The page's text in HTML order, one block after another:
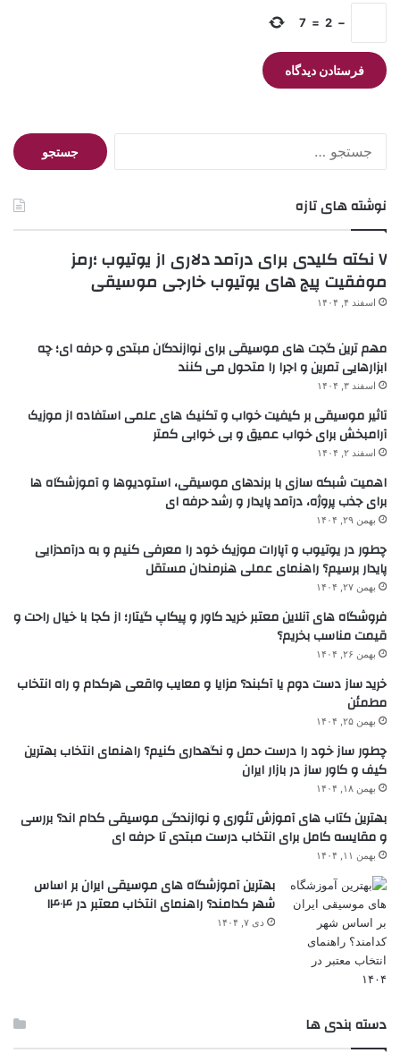
−
2
=
7
جستجو
برای:
نوشته های تازه
۷ نکته کلیدی برای درآمد دلاری از یوتیوب ؛رمز
موفقیت پیج های یوتیوب خارجی موسیقی
اسفند ۴, ۱۴۰۴
مهم ترین گجت های موسیقی برای نوازندگان مبتدی و حرفه ای؛ چه
ابزارهایی تمرین و اجرا را متحول می کنند
اسفند ۳, ۱۴۰۴
تاثیر موسیقی بر کیفیت خواب و تکنیک های علمی استفاده از موزیک
آرامبخش برای خواب عمیق و بی خوابی کمتر
اسفند ۲, ۱۴۰۴
اهمیت شبکه سازی با برندهای موسیقی، استودیوها و آموزشگاه ها
برای جذب پروژه، درآمد پایدار و رشد حرفه ای
بهمن ۲۹, ۱۴۰۴
چطور در یوتیوب و آپارات موزیک خود را معرفی کنیم و به درآمدزایی
پایدار برسیم؟ راهنمای عملی هنرمندان مستقل
بهمن ۲۷, ۱۴۰۴
فروشگاه های آنلاین معتبر خرید کاور و پیکاپ گیتار؛ از کجا با خیال راحت و
قیمت مناسب بخریم؟
بهمن ۲۶, ۱۴۰۴
خرید ساز دست دوم یا آکبند؟ مزایا و معایب واقعی هرکدام و راه انتخاب
مطمئن
بهمن ۲۵, ۱۴۰۴
چطور ساز خود را درست حمل و نگهداری کنیم؟ راهنمای انتخاب بهترین
کیف و کاور ساز در بازار ایران
بهمن ۱۸, ۱۴۰۴
بهترین کتاب های آموزش تئوری و نوازندگی موسیقی کدام اند؟ بررسی
و مقایسه کامل برای انتخاب درست مبتدی تا حرفه ای
بهمن ۱۱, ۱۴۰۴
بهترین آموزشگاه های موسیقی ایران بر اساس
شهر کدامند؟ راهنمای انتخاب معتبر در ۱۴۰۴
دی ۷, ۱۴۰۴
دسته بندی ها